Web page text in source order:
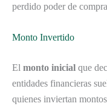
perdido poder de
Monto Invertido
El monto inicial que
entidades financieras
quienes inviertan